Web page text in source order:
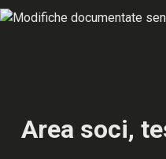
Area soci,